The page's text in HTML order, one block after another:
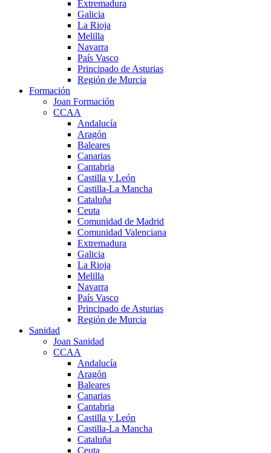
Extremadura
Galicia
La Rioja
Melilla
Navarra
País Vasco
Principado de Asturias
Región de Murcia
Formación
Joan Formación
CCAA
Andalucía
Aragón
Baleares
Canarias
Cantabria
Castilla y León
Castilla-La Mancha
Cataluña
Ceuta
Comunidad de Madrid
Comunidad Valenciana
Extremadura
Galicia
La Rioja
Melilla
Navarra
País Vasco
Principado de Asturias
Región de Murcia
Sanidad
Joan Sanidad
CCAA
Andalucía
Aragón
Baleares
Canarias
Cantabria
Castilla y León
Castilla-La Mancha
Cataluña
Ceuta